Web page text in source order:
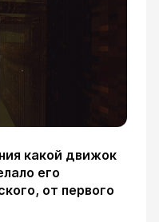
какой движок
его
от первого